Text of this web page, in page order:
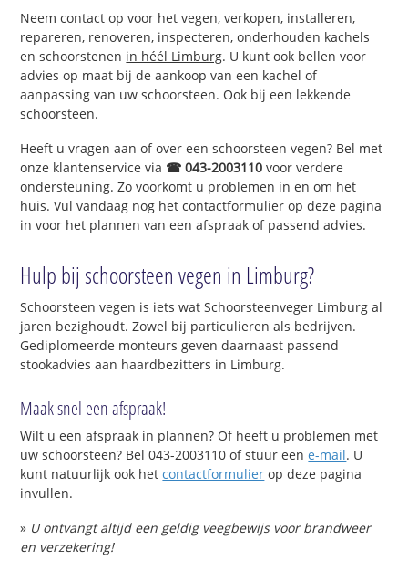
Neem contact op voor het vegen, verkopen, installeren,
repareren, renoveren, inspecteren, onderhouden kachels
en schoorstenen in héél Limburg. U kunt ook bellen voor
advies op maat bij de aankoop van een kachel of
aanpassing van uw schoorsteen. Ook bij een lekkende
schoorsteen.
Heeft u vragen aan of over een schoorsteen vegen? Bel met
onze klantenservice via ☎ 043-2003110 voor verdere
ondersteuning. Zo voorkomt u problemen in en om het
huis. Vul vandaag nog het contactformulier op deze pagina
in voor het plannen van een afspraak of passend advies.
Hulp bij schoorsteen vegen in Limburg?
Schoorsteen vegen is iets wat Schoorsteenveger Limburg al
jaren bezighoudt. Zowel bij particulieren als bedrijven.
Gediplomeerde monteurs geven daarnaast passend
stookadvies aan haardbezitters in Limburg.
Maak snel een afspraak!
Wilt u een afspraak in plannen? Of heeft u problemen met
uw schoorsteen? Bel 043-2003110 of stuur eene-mail. U
kunt natuurlijk ook hetcontactformulier op deze pagina
invullen.
» U ontvangt altijd een geldig veegbewijs voor brandweer
en verzekering!